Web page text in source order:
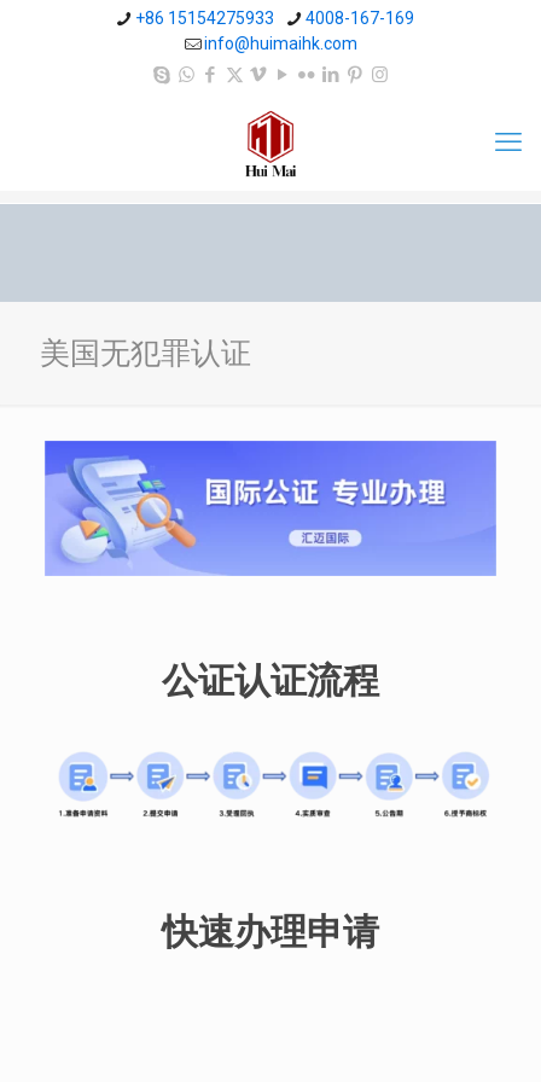
+86 15154275933
4008-167-169
info@huimaihk.com
美国无犯罪认证
公证认证流程
快速办理申请